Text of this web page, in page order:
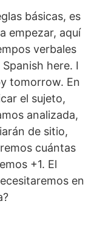
básicas, es
empezar, aquí
verbales
here. I
tomorrow. En
el sujeto,
analizada,
de sitio,
cuántas
+1. El
en